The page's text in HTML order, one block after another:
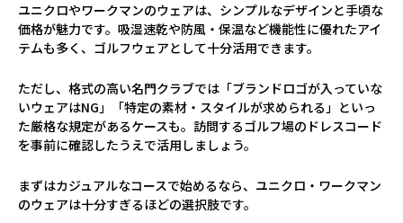
ユニクロやワークマンのウェアは、シンプルなデザインと手頃な
価格が魅力です。吸湿速乾や防風・保温など機能性に優れたアイ
テムも多く、ゴルフウェアとして十分活用できます。
ただし、格式の高い名門クラブでは「ブランドロゴが入っていな
いウェアはNG」「特定の素材・スタイルが求められる」といっ
た厳格な規定があるケースも。訪問するゴルフ場のドレスコード
を事前に確認したうえで活用しましょう。
まずはカジュアルなコースで始めるなら、ユニクロ・ワークマン
のウェアは十分すぎるほどの選択肢です。